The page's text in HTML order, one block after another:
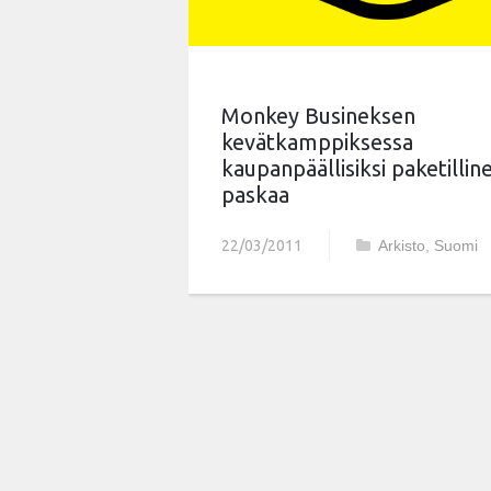
Monkey Busineksen
kevätkamppiksessa
kaupanpäällisiksi
paskaa
22/03/2011 Arkisto Suomi